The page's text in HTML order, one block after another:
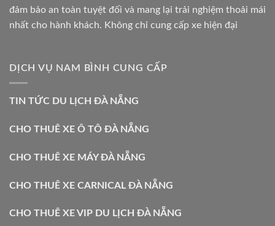
đảm bảo an toàn tuyệt đối và mang lại trải nghiệm thoải mái
nhất cho hành khách. Không chỉ cung cấp xe hiện đại
DỊCH VỤ NAM BÌNH CUNG CẤP
TIN TỨC DU LỊCH ĐÀ NẴNG
CHO THUÊ XE Ô TÔ ĐÀ NẴNG
CHO THUÊ XE MÁY ĐÀ NẴNG
CHO THUÊ XE CARNICAL ĐÀ NẴNG
CHO THUÊ XE VIP DU LỊCH ĐÀ NẴNG